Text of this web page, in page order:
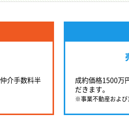
介手数料半
成約価格1500万
だきます。
※事業不動産および